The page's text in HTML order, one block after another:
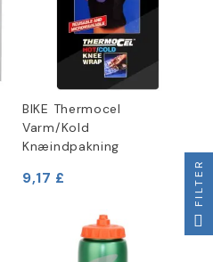
BIKE Thermocel
Varm/Kold
Knæindpakning
9,17 £ FILTER